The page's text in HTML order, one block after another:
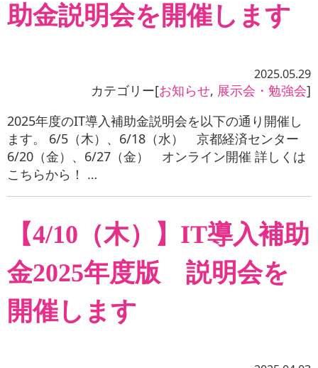
助金説明会を開催します
2025.05.29
カテゴリー[お知らせ, 展示会・勉強会]
2025年度のIT導入補助金説明会を以下の通り開催し
ます。 6/5（木）、6/18（水） 京都経済センター
6/20（金）、6/27（金） オンライン開催 詳しくは
こちらから！ …
【4/10（木）】IT導入補助
金2025年度版 説明会を
開催します